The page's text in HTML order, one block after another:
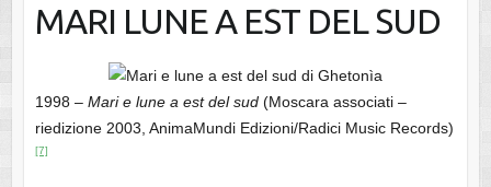
MARI LUNE A EST DEL SUD
1998 – Mari e lune a est del sud(Moscara associati –
riedizione 2003, AnimaMundi Edizioni/Radici Music Records)
[7]